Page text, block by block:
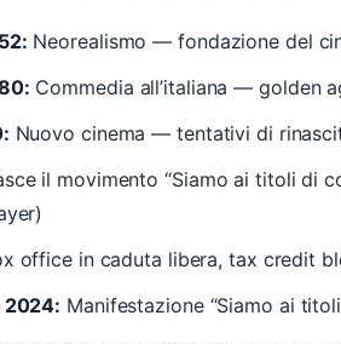
Neorealismo — fondazione del
Commedia all’italiana — golden
Nuovo cinema — tentativi di
il movimento “Siamo ai titoli di
office in caduta libera, tax credit
2024: Manifestazione “Siamo ai